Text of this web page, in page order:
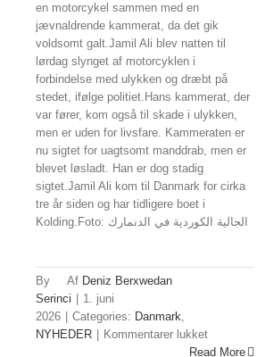
en motorcykel sammen med en
jævnaldrende kammerat, da det gik
voldsomt galt.Jamil Ali blev natten til
lørdag slynget af motorcyklen i
forbindelse med ulykken og dræbt på
stedet, ifølge politiet.Hans kammerat, der
var fører, kom også til skade i ulykken,
men er uden for livsfare. Kammeraten er
nu sigtet for uagtsomt manddrab, men er
blevet løsladt. Han er dog stadig
sigtet.Jamil Ali kom til Danmark for cirka
tre år siden og har tidligere boet i
Kolding.Foto: الجالية الكوردية في الدنمارك
By
Deniz Berxwedan
Serinci
1. juni
2026
Categories: Danmark,
NYHEDER
Kommentarer lukkettil
18-
Read More